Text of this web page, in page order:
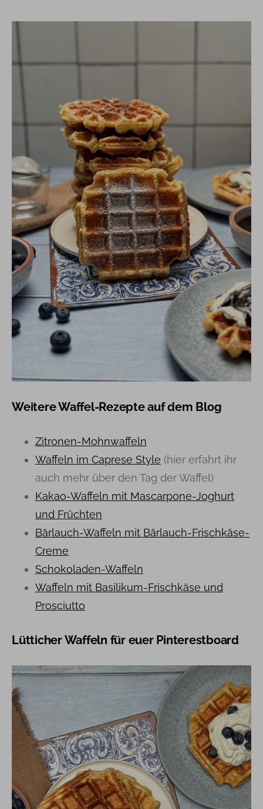
Weitere Waffel-Rezepte auf dem Blog
Zitronen-Mohnwaffeln
Waffeln im Caprese Style (hier erfahrt ihr
auch mehr über den Tag der Waffel)
Kakao-Waffeln mit Mascarpone-Joghurt
und Früchten
Bärlauch-Waffeln mit Bärlauch-Frischkäse-
Creme
Schokoladen-Waffeln
Waffeln mit Basilikum-Frischkäse und
Prosciutto
Lütticher Waffeln für euer Pinterestboard